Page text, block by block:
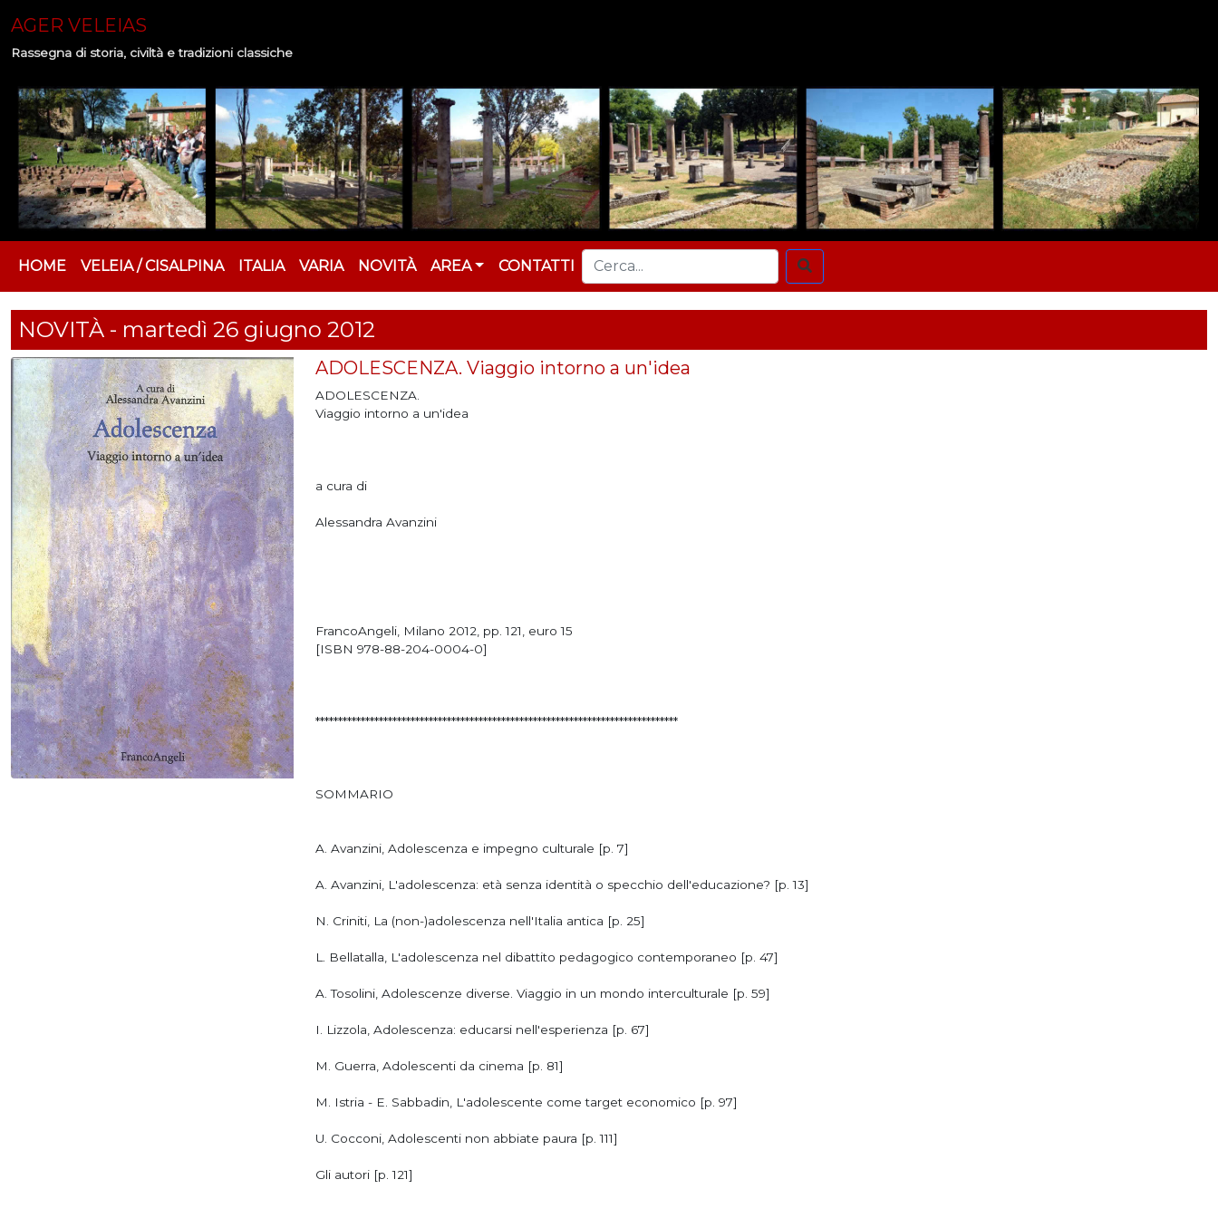
AGER VELEIAS
Rassegna di storia, civiltà e tradizioni classiche
HOME VELEIA / CISALPINA ITALIA VARIA NOVITÀ AREA CONTATTI
NOVITÀ - martedì 26 giugno 2012
ADOLESCENZA. Viaggio intorno a un'idea
ADOLESCENZA.
Viaggio intorno a un'idea
a cura di
Alessandra Avanzini
FrancoAngeli, Milano 2012, pp. 121, euro 15
[ISBN 978-88-204-0004-0]
********************************************************************************
SOMMARIO
A. Avanzini, Adolescenza e impegno culturale [p. 7]
A. Avanzini, L'adolescenza: età senza identità o specchio dell'educazione? [p. 13]
N. Criniti, La (non-)adolescenza nell'Italia antica [p. 25]
L. Bellatalla, L'adolescenza nel dibattito pedagogico contemporaneo [p. 47]
A. Tosolini, Adolescenze diverse. Viaggio in un mondo interculturale [p. 59]
I. Lizzola, Adolescenza: educarsi nell'esperienza [p. 67]
M. Guerra, Adolescenti da cinema [p. 81]
M. Istria - E. Sabbadin, L'adolescente come target economico [p. 97]
U. Cocconi, Adolescenti non abbiate paura [p. 111]
Gli autori [p. 121]